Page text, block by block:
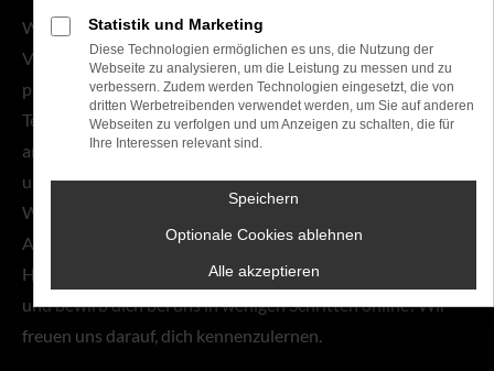
Wir bei Tauwald Automobile sind seit über 100 Jahren
Volkswagen und Audi Partner in Erlangen. Dabei
profitieren wir von fundierter Expertise, hochmoderner
Technik und einem einzigartigen Team: Unsere Spezialisten
arbeiten Hand in Hand mit Quereinsteigern, Auszubildenen
und jungen Menschen, die gerade erst ihre Karriere starten.
Wir ziehen gemeinsam an einem Strang - egal ob bei der
Arbeit, bei gemeinsamen Events oder bei den kleinen
Herausforderungen des Alltags! Nutze jetzt deine Chance
und bewirb dich bei uns in wenigen Schritten online! Wir
freuen uns darauf, dich kennenzulernen.
Statistik und Marketing
Diese Technologien ermöglichen es uns, die Nutzung der
Webseite zu analysieren, um die Leistung zu messen und zu
verbessern. Zudem werden Technologien eingesetzt, die von
dritten Werbetreibenden verwendet werden, um Sie auf anderen
Webseiten zu verfolgen und um Anzeigen zu schalten, die für
Ihre Interessen relevant sind.
Speichern
Optionale Cookies ablehnen
Alle akzeptieren